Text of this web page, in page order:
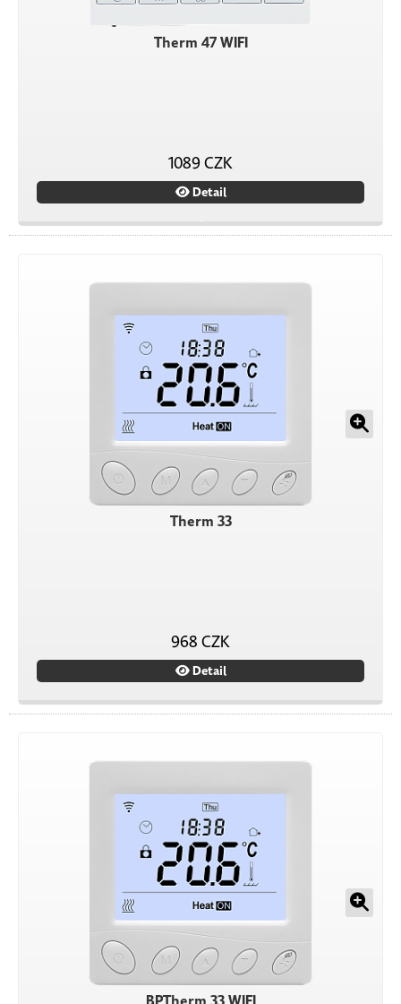
Therm 47 WIFI
1089 CZK
Detail
Therm 33
968 CZK
Detail